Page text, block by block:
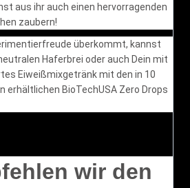
aus ihr auch einen hervorragenden
zaubern!
überkommt, kannst
Haferbrei oder auch Dein mit
Eiweißmixgetränk mit den in 10
erhältlichen BioTechUSA Zero Drops
wir den